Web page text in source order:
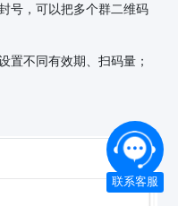
号，可以把多个群二维码
置不同有效期、扫码量；
联系客服